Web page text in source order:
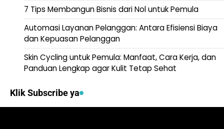
7 Tips Membangun Bisnis dari Nol untuk Pemula
Automasi Layanan Pelanggan: Antara Efisiensi Biaya
dan Kepuasan Pelanggan
Skin Cycling untuk Pemula: Manfaat, Cara Kerja, dan
Panduan Lengkap agar Kulit Tetap Sehat
Klik Subscribe ya